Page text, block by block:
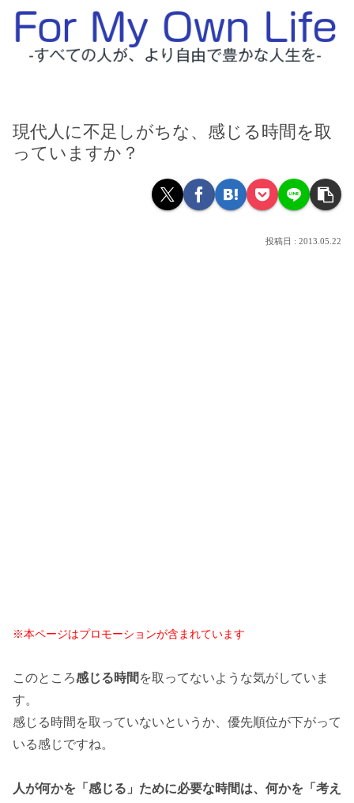
現代人に不足しがちな、感じる時間を取
っていますか？
2013.05.22
※本ページはプロモーションが含まれています
このところ感じる時間 を取ってないような気がしていま
す。
感じる時間を取っていないというか、優先順位が下がって
いる感じですね。
人が何かを「感じる」ために必要な時間は、何かを「考え